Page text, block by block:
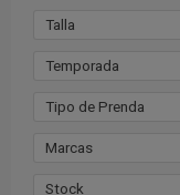
Talla
Temporada
Tipo de Prenda
Marcas
Stock